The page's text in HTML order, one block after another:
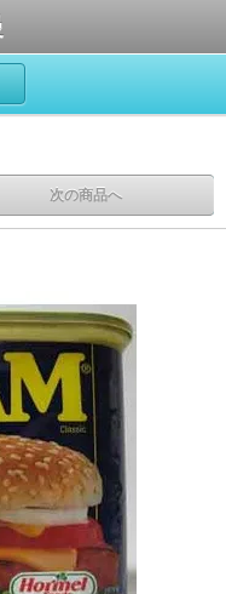
次の商品へ